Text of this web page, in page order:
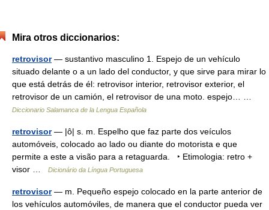
Mira otros diccionarios:
retrovisor— sustantivo masculino 1. Espejo de un vehículo
situado delante o a un lado del conductor, y que sirve para mirar lo
que está detrás de él: retrovisor interior, retrovisor exterior, el
retrovisor de un camión, el retrovisor de una moto. espejo… …
Diccionario Salamanca de la Lengua Española
retrovisor— |ô| s. m. Espelho que faz parte dos veículos
automóveis, colocado ao lado ou diante do motorista e que
permite a este a visão para a retaguarda. ‣ Etimologia: retro +
visor …
Dicionário da Língua Portuguesa
retrovisor— m. Pequeño espejo colocado en la parte anterior de
los vehículos automóviles, de manera que el conductor pueda ver